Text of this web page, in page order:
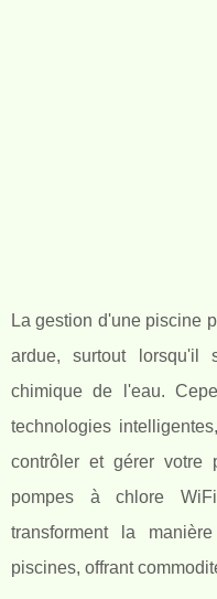
La gestion d'une piscine
ardue, surtout lorsqu'il
chimique de l'eau.
technologies
contrôler et gérer votre
pompes à chlore
transforment la
piscines, offrant